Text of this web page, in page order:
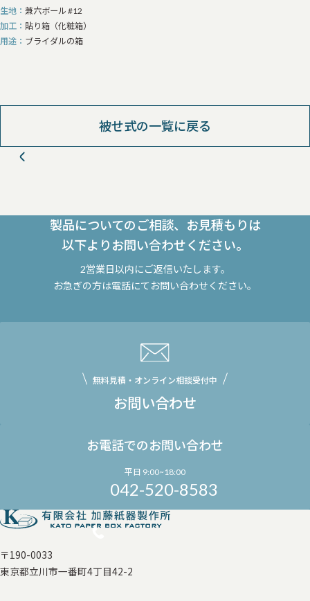
生地
兼六ボール #12
加工
貼り箱（化粧箱）
用途
ブライダルの箱
被せ式の一覧に戻る
製品についてのご相談、お見積もりは
以下よりお問い合わせください。
2営業日以内にご返信いたします。
お急ぎの方は電話にてお問い合わせください。
無料見積・オンライン相談受付中
お問い合わせ
お電話でのお問い合わせ
平日 9:00~18:00
042-520-8583
〒190-0033
東京都立川市一番町4丁目42-2